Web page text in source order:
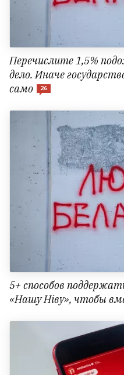
Перечислите 1,5%
дело. Иначе
само
26
5+ способов
«Нашу Нiву», чтобы